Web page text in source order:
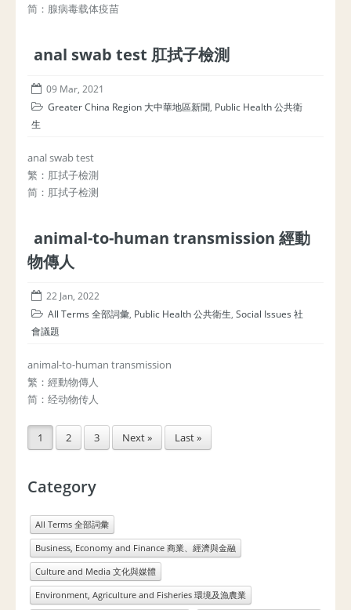
简：腺病毒载体疫苗
anal swab test 肛拭子檢測
09 Mar, 2021
Greater China Region 大中華地區新聞, Public Health 公共衛
生
anal swab test
繁：肛拭子檢測
简：肛拭子检测
animal-to-human transmission 經動
物傳人
22 Jan, 2022
All Terms 全部詞彙, Public Health 公共衛生, Social Issues 社
會議題
animal-to-human transmission
繁：經動物傳人
简：经动物传人
1 2 3 Next » Last »
Category
All Terms 全部詞彙
Business, Economy and Finance 商業、經濟與金融
Culture and Media 文化與媒體
Environment, Agriculture and Fisheries 環境及漁農業